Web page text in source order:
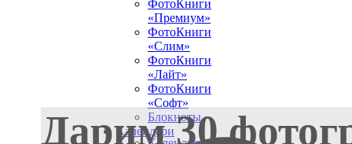
ФотоКниги
«Премиум»
ФотоКниги
«Слим»
ФотоКниги
«Лайт»
ФотоКниги
«Софт»
Блокноты
Календари
Дарим 30